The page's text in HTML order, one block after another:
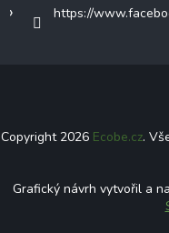
https://
Copyright 2026 Ecobe.cz.
Grafický návrh vytvořil a